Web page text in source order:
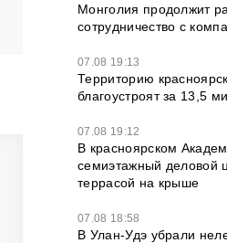
Монголия продолжит
сотрудничество с
07.08 19:13
Территорию
благоустроят за 13,5
07.08 19:12
В красноярском
семиэтажный деловой
террасой на крыше
07.08 18:58
В Улан-Удэ убрали